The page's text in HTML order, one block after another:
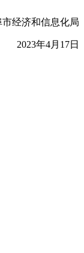
市经济和信息化局
2023年4月17日